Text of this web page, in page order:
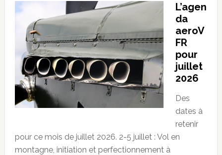
L’agen
da
aeroV
FR
pour
juillet
2026
Des
dates à
retenir
pour ce mois de juillet 2026. 2-5 juillet : Vol en
montagne, initiation et perfectionnement à